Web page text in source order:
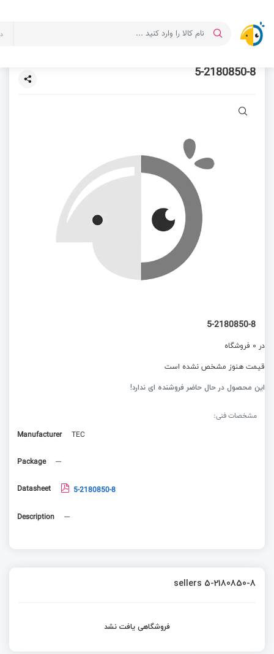
5-2180850-8
5-2180850-8
در 0 فروشگاه
قیمت هنوز مشخص نشده است
این محصول در حال حاضر فروشنده ای ندارد!
مشخصات فنی:
Manufacturer
TEC
Package ---
Datasheet 5-2180850-8
Description ---
sellers 5-2180850-8
فروشگاهی یافت نشد